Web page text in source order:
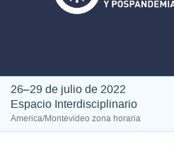
26–29 de julio de 2022
Espacio Interdisciplinario
America/Montevideo zona horaria